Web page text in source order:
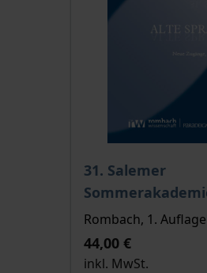
31. Salemer
Der Preis dieses
Rombach, 1.
44,00 €
inkl. MwSt.